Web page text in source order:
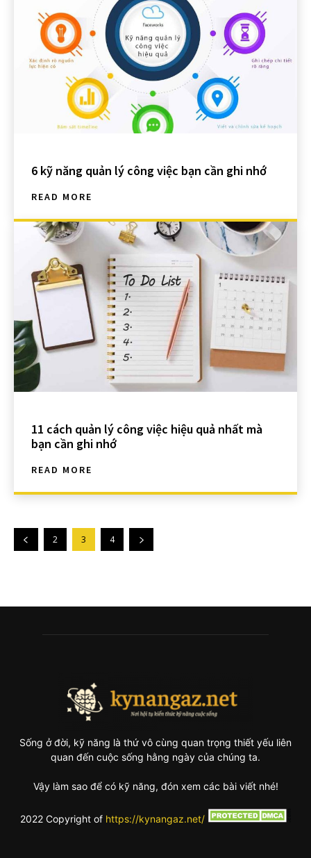
6 kỹ năng quản lý công việc bạn cần ghi nhớ
READ MORE
11 cách quản lý công việc hiệu quả nhất mà
bạn cần ghi nhớ
READ MORE
2 3 4
Sống ở đời, kỹ năng là thứ vô cùng quan trọng thiết yếu liên
quan đến cuộc sống hằng ngày của chúng ta.
Vậy làm sao để có kỹ năng, đón xem các bài viết nhé!
2022 Copyright of https://kynangaz.net/